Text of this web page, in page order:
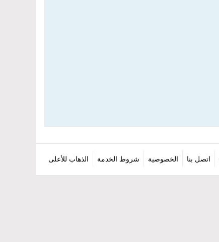
اتصل بنا الخصوصية شروط الخدمة الذهاب للأعلى